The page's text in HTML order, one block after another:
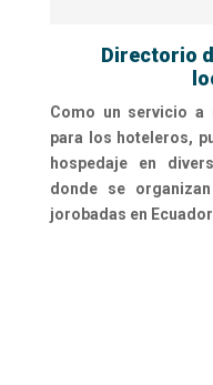
Directorio
Como un servicio a
para los hoteleros,
hospedaje en
donde se
jorobadas en Ecuador